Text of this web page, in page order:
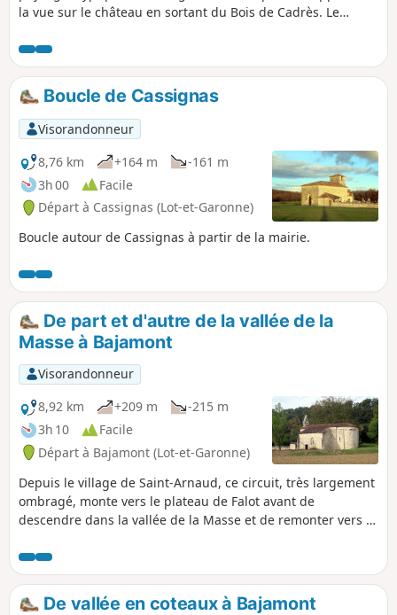
la vue sur le château en sortant du Bois de Cadrès. Le
les yeux. Pour ne rien gâcher le circuit est très bien balisé ;
flèches, trait Jaune et n°4 quand c'est nécessaire car il s'agit
du circuit n°4 parmi les quatre disponibles en partant du
village.Boucle de Cassignas
Visorandonneur
8,76 km
+164 m
-161 m
3h 00
Facile
Départ à Cassignas (Lot-et-Garonne)
Boucle autour de Cassignas à partir de la mairie.
De part et d'autre de la vallée de la
Masse à Bajamont
Visorandonneur
8,92 km
+209 m
-215 m
3h 10
Facile
Départ à Bajamont (Lot-et-Garonne)
Depuis le village de Saint-Arnaud, ce circuit, très largement
ombragé, monte vers le plateau de Falot avant de
descendre dans la vallée de la Masse et de remonter vers le
De vallée en coteaux à Bajamont